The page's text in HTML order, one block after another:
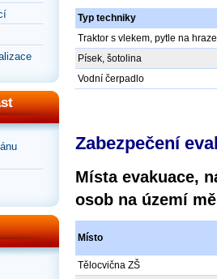
Typ techniky
Traktor s vlekem, pytle na
Písek, šotolina
Vodní čerpadlo
Zabezpečení
Místa evakuace,
osob na území
Místo
Tělocvična ZŠ